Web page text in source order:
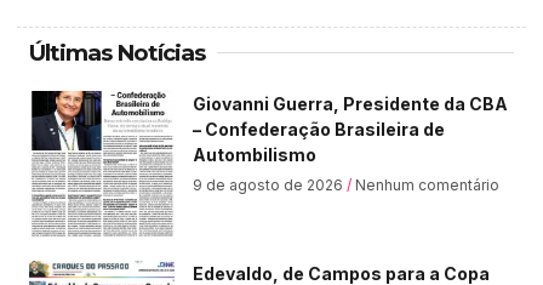
Últimas Notícias
Giovanni Guerra, Presidente da CBA
– Confederação Brasileira de
Autombilismo
9 de agosto de 2026 Nenhum comentário
Edevaldo, de Campos para a Copa